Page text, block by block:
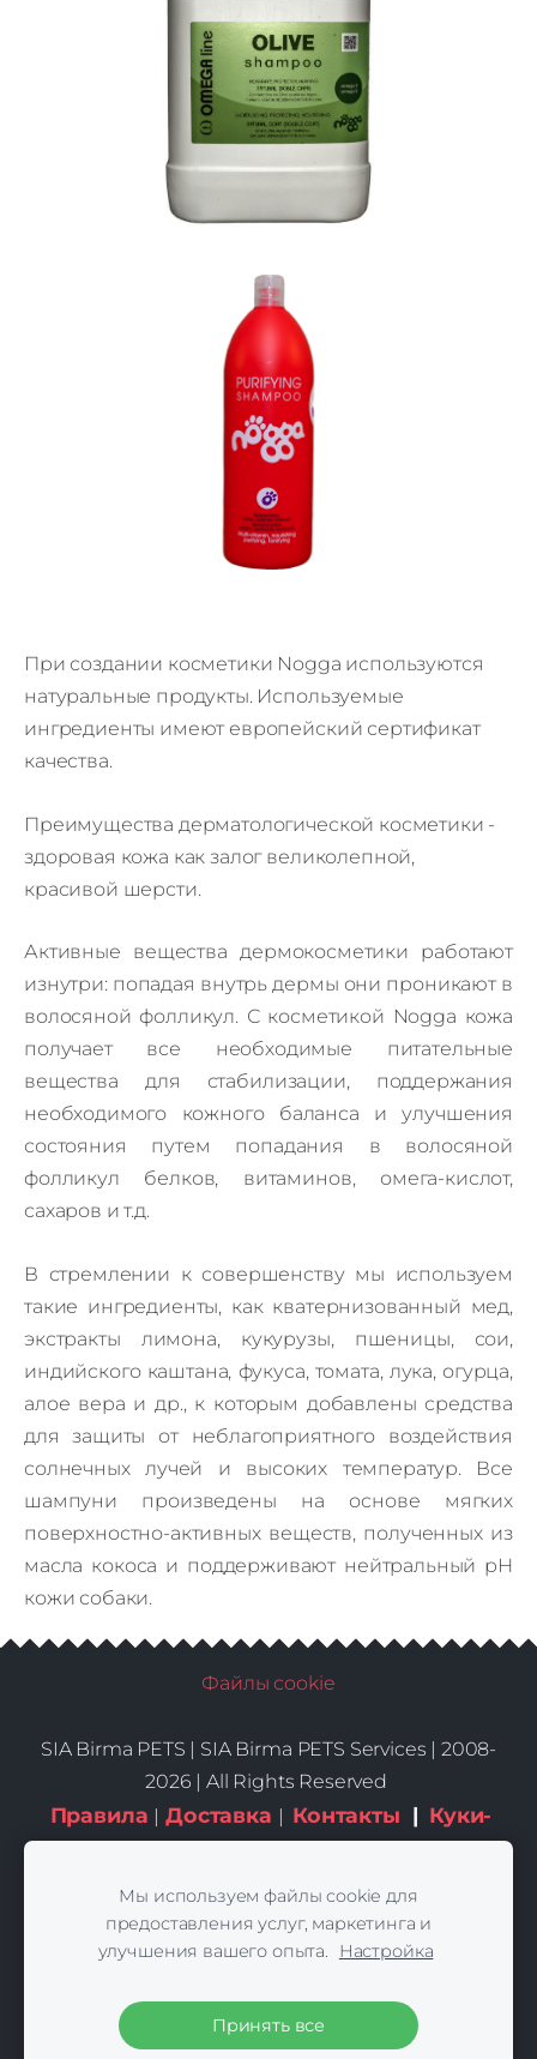
При создании косметики Nogga используются
натуральные продукты. Используемые
ингредиенты имеют европейский сертификат
качества.
Преимущества дерматологической косметики -
здоровая кожа как залог великолепной,
красивой шерсти.
Активные вещества дермокосметики работают
изнутри: попадая внутрь дермы они проникают в
волосяной фолликул. С косметикой Nogga кожа
получает все необходимые питательные
вещества для стабилизации, поддержания
необходимого кожного баланса и улучшения
состояния путем попадания в волосяной
фолликул белков, витаминов, омега-кислот,
сахаров и т.д.
В стремлении к совершенству мы используем
такие ингредиенты, как кватернизованный мед,
экстракты лимона, кукурузы, пшеницы, сои,
индийского каштана, фукуса, томата, лука, огурца,
алое вера и др., к которым добавлены средства
для защиты от неблагоприятного воздействия
солнечных лучей и высоких температур. Все
шампуни произведены на основе мягких
поверхностно-активных веществ, полученных из
масла кокоса и поддерживают нейтральный рН
кожи собаки.
Файлы cookie
SIA Birma PETS | SIA Birma PETS Services | 2008-
2026 | All Rights Reserved
Правила | Доставка | Контакты | Куки-
файлы
Мы используем файлы cookie для
предоставления услуг, маркетинга и
улучшения вашего опыта.
Настройка
Принять все